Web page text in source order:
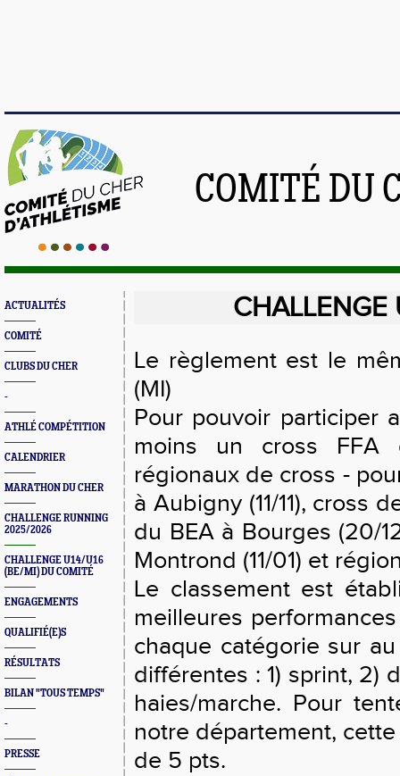
COMITÉ DU
ACTUALITÉS
COMITÉ
CLUBS DU CHER
-
ATHLÉ COMPÉTITION
CALENDRIER
MARATHON DU CHER
CHALLENGE RUNNING
2025/2026
CHALLENGE U14/U16
(BE/MI) DU COMITÉ
ENGAGEMENTS
QUALIFIÉ(E)S
RÉSULTATS
BILAN "TOUS TEMPS"
-
PRESSE
Le règlement est le
(MI)
Pour pouvoir participer
moins un cross FFA
régionaux de cross -
à Aubigny (11/11), cross
du BEA à Bourges (20/
Montrond (11/01) et
Le classement est
meilleures
chaque catégorie sur
différentes : 1) sprint, 2)
haies/marche. Pour
notre département,
de 5 pts.